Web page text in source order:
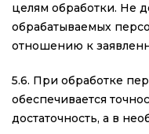
целям обработки. Не
обрабатываемых
отношению к
5.6. При обработке
обеспечивается
достаточность, а в